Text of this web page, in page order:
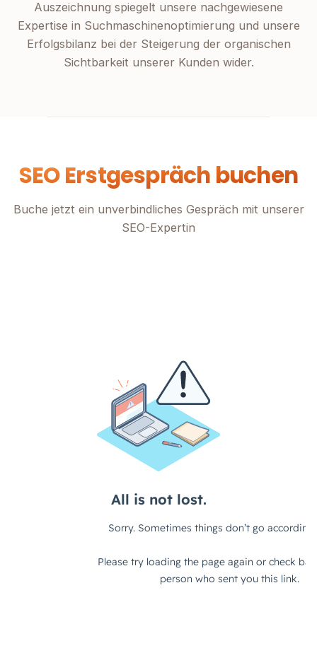
Auszeichnung spiegelt unsere nachgewiesene
Expertise in Suchmaschinenoptimierung und unsere
Erfolgsbilanz bei der Steigerung der organischen
Sichtbarkeit unserer Kunden wider.
SEO Erstgespräch buchen
Buche jetzt ein unverbindliches Gespräch mit unserer
SEO-Expertin